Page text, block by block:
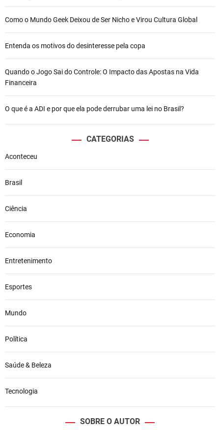
Como o Mundo Geek Deixou de Ser Nicho e Virou Cultura Global
Entenda os motivos do desinteresse pela copa
Quando o Jogo Sai do Controle: O Impacto das Apostas na Vida
Financeira
O que é a ADI e por que ela pode derrubar uma lei no Brasil?
CATEGORIAS
Aconteceu
Brasil
Ciência
Economia
Entretenimento
Esportes
Mundo
Política
Saúde & Beleza
Tecnologia
SOBRE O AUTOR